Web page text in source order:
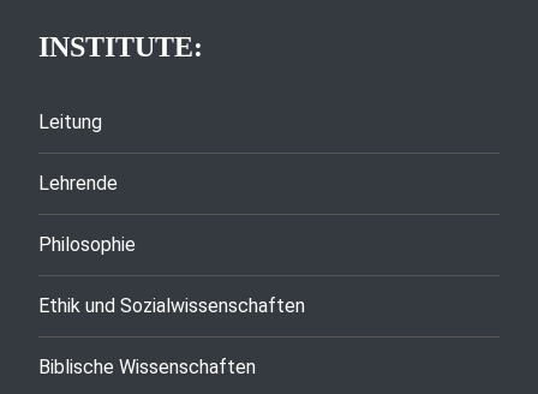
INSTITUTE:
Leitung
Lehrende
Philosophie
Ethik und Sozialwissenschaften
Biblische Wissenschaften